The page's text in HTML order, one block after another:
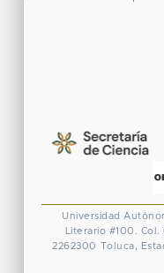
Universidad
Literario #100. Col.
2262300 Toluca,